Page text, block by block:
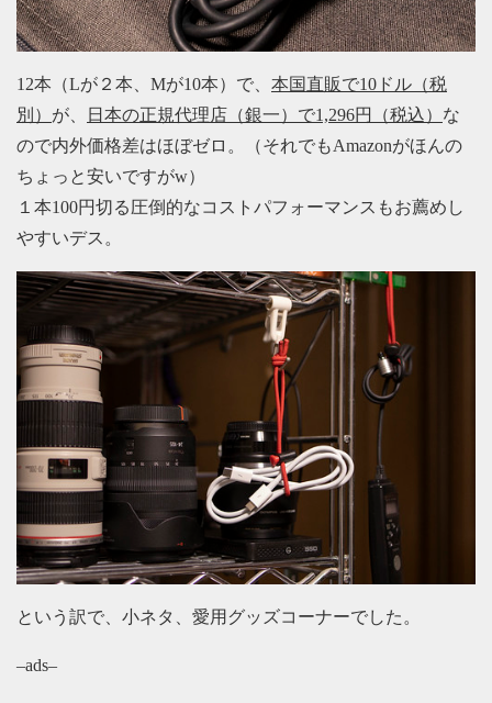
12本（Lが２本、Mが10本）で、 本国直販で10ドル（税
別） が、 日本の正規代理店（銀一）で1,296円（税込） な
ので内外価格差はほぼゼロ。（それでもAmazonがほんの
ちょっと安いですがw）
１本100円切る圧倒的なコストパフォーマンスもお薦めし
やすいデス。
という訳で、小ネタ、愛用グッズコーナーでした。
–ads–